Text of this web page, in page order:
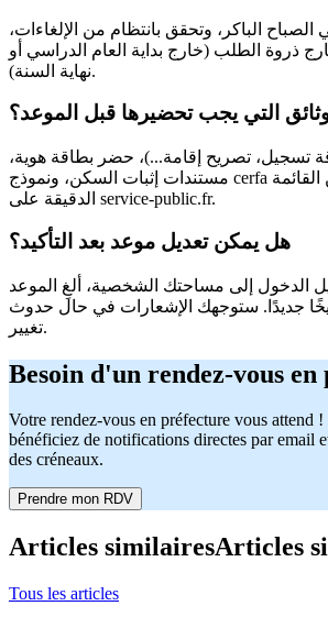
الباكر، وتحقق بانتظام من الإلغاءات،
ذروة الطلب (خارج بداية العام الدراسي أو
نهاية السنة).
التي يجب تحضيرها قبل الموعد؟
تصريح إقامة...)، حضر بطاقة هوية،
مستندات إثبات السكن، ونموذج cerfa مكتمل. تحقق من القائمة
الدقيقة على service-public.fr.
هل يمكن تعديل موعد بعد التأكيد؟
الدخول إلى مساحتك الشخصية، ألغِ الموعد
جديدًا. ستوجهك الإشعارات في حال حدوث
تغيير.
Besoin d'un rendez-vous
Votre rendez-vous en préfecture vous attend
bénéficiez de notifications directes par email
des créneaux.
Prendre mon RDV
Articles similairesArticles
Tous les articles